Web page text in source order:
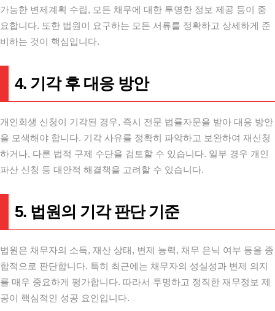
가능한 변제계획 수립, 모든 채무에 대한 투명한 정보 제공 등이 중
요합니다. 또한 법원이 요구하는 모든 서류를 정확하고 상세하게 준
비하는 것이 핵심입니다.
4. 기각 후 대응 방안
개인회생 신청이 기각된 경우, 즉시 전문 법률자문을 받아 대응 방안
을 모색해야 합니다. 기각 사유를 정확히 파악하고 보완하여 재신청
하거나, 다른 법적 구제 수단을 검토할 수 있습니다. 일부 경우 개인
파산 신청 등 대안적 해결책을 고려할 수 있습니다.
5. 법원의 기각 판단 기준
법원은 채무자의 소득, 재산 상태, 변제 능력, 채무 은닉 여부 등을 종
합적으로 판단합니다. 특히 최근에는 채무자의 성실성과 변제 의지
를 매우 중요하게 평가합니다. 따라서 투명하고 정직한 재무정보 제
공이 핵심적인 성공 요인입니다.